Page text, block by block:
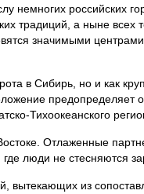
немногих российских
традиций, а ныне
значимыми
в Сибирь, но и как
предопределяет
Тихоокеанского
Отлаженные
люди не стесняются
из